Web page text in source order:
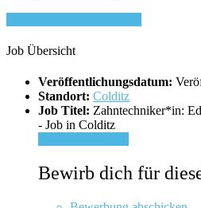
Job Übersicht
Veröffentlichungsdatum:
Standort: Colditz
Job Titel: Zahntechniker*in:
- Job in Colditz
Bewirb dich für